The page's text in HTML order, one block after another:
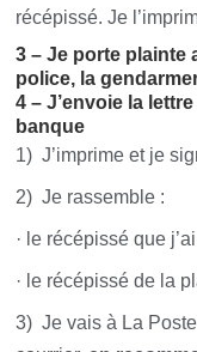
récépissé. Je
3 – Je porte plainte
police, la
4 – J’envoie la
banque
1) J’imprime et je
2) Je rassemble :
· le récépissé que
· le récépissé de la
3) Je vais à La